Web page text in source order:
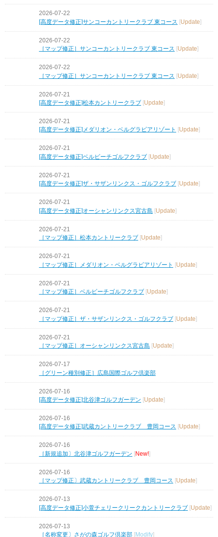
2026-07-22
[高度データ修正]サンコーカントリークラブ 東コース [Update]
2026-07-22
［マップ修正］サンコーカントリークラブ 東コース [Update]
2026-07-22
［マップ修正］サンコーカントリークラブ 東コース [Update]
2026-07-21
[高度データ修正]松本カントリークラブ [Update]
2026-07-21
[高度データ修正]メダリオン・ベルグラビアリゾート
Update
2026-07-21
[高度データ修正]ベルビーチゴルフクラブ [Update]
2026-07-21
[高度データ修正]ザ・サザンリンクス・ゴルフクラブ
Update
2026-07-21
[高度データ修正]オーシャンリンクス宮古島 [Update]
2026-07-21
［マップ修正］松本カントリークラブ
Update
2026-07-21
［マップ修正］メダリオン・ベルグラビアリゾート
[Update]
2026-07-21
［マップ修正］ベルビーチゴルフクラブ [Update]
2026-07-21
［マップ修正］ザ・サザンリンクス・ゴルフクラブ [Update]
2026-07-21
［マップ修正］オーシャンリンクス宮古島 [Update]
2026-07-17
［グリーン種別修正］広島国際ゴルフ倶楽部
2026-07-16
[高度データ修正]北谷津ゴルフガーデン [Update]
2026-07-16
[高度データ修正]武蔵カントリークラブ 豊岡コース
Update
2026-07-16
［新規追加〕北谷津ゴルフガーデン [New!]
2026-07-16
［マップ修正〕武蔵カントリークラブ 豊岡コース
Update
2026-07-13
[高度データ修正]小萱チェリークリークカントリークラブ [Update]
2026-07-13
［名称変更〕さがの森ゴルフ倶楽部
Modify